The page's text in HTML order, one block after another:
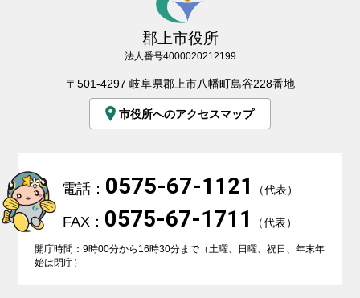
郡上市役所
法人番号4000020212199
〒501-4297 岐阜県郡上市八幡町島谷228番地
市役所へのアクセスマップ
電話： 0575-67-1121 （代表）
FAX： 0575-67-1711 （代表）
開庁時間：9時00分から16時30分まで（土曜、日曜、祝日、年末年
始は閉庁）